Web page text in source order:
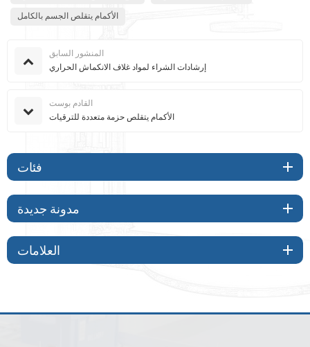
الأكمام يتقلص الجسم بالكامل
المنشور السابق
إرشادات الشراء لمواد غلاف الانكماش الحراري
القادم بوست
الأكمام يتقلص حزمة متعددة للترقيات
فئات
مدونة جديدة
العلامات